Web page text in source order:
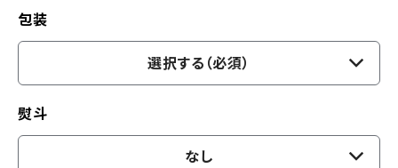
包装
選択する（必須）
熨斗
なし